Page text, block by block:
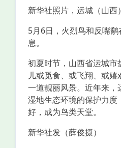
新华社照片，运城（山西
5月6日，火烈鸟和反嘴
息。
初夏时节，山西省运城
儿或觅食、或飞翔、或
一道靓丽风景。近年来，
湿地生态环境的保护力度
好，成为鸟类天堂。
新华社发（薛俊摄）